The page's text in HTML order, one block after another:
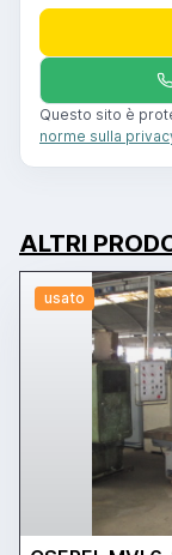
Questo sito è
norme sulla
ALTRI
usato